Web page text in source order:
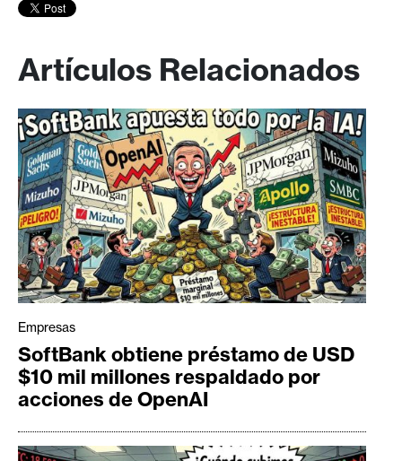
Artículos Relacionados
Empresas
SoftBank obtiene préstamo de USD
$10 mil millones respaldado por
acciones de OpenAI